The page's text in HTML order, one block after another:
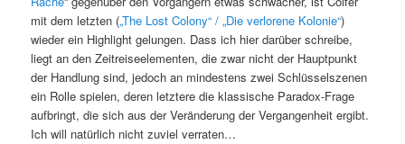
mit dem letzten („The Lost Colony“ / „Die verlorene Kolonie“)
wieder ein Highlight gelungen. Dass ich hier darüber schreibe,
liegt an den Zeitreiseelementen, die zwar nicht der Hauptpunkt
der Handlung sind, jedoch an mindestens zwei Schlüsselszenen
ein Rolle spielen, deren letztere die klassische Paradox-Frage
aufbringt, die sich aus der Veränderung der Vergangenheit ergibt.
Ich will natürlich nicht zuviel verraten…